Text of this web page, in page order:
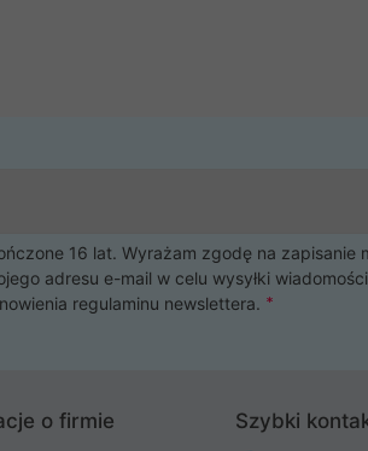
16 lat. Wyrażam zgodę na zapisanie
adresu e-mail w celu wysyłki
regulaminu newslettera.
o firmie Szybki